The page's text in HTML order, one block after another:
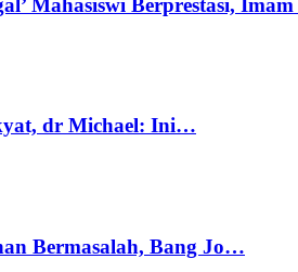
Mahasiswi Berprestasi,
dr Michael: Ini…
Bermasalah, Bang Jo…